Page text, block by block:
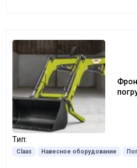
Тип:
Claas Навесное оборудование